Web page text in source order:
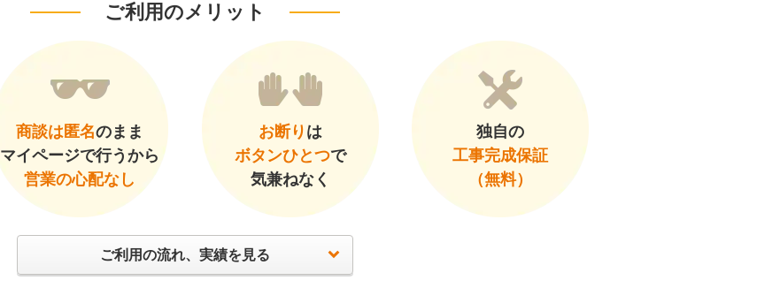
ご利用のメリット
商談は匿名のまま
マイページで行うから
営業の心配なし
お断り は
ボタンひとつで
気兼ねなく
独自の
工事完成保証
（無料）
ご利用の流れ、実績を見る